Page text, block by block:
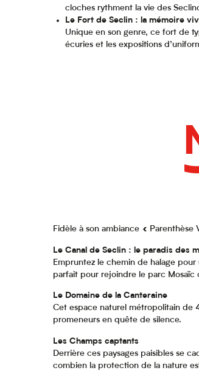
cloches rythment la vie des
Le Fort de Seclin : la mémoire
Unique en son genre, ce fort de
écuries et les expositions
Fidèle à son ambiance «
Le Canal de Seclin : le paradis des
Empruntez le chemin de halage
parfait pour rejoindre le parc Mosaïc
Le Domaine de la Canteraine
Cet espace naturel métropolitain de
promeneurs en quête de silence.
Les Champs captants
Derrière ces paysages paisibles se
combien la protection de la nature